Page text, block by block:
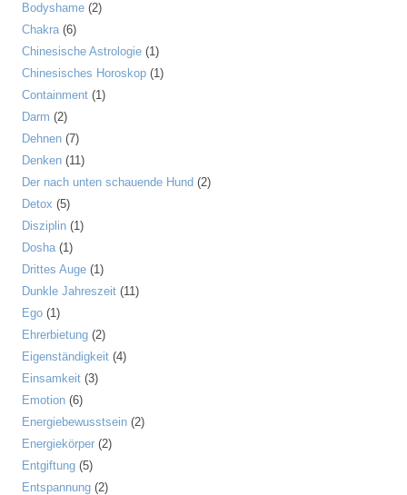
Bodyshame (2)
Chakra(6)
Chinesische Astrologie (1)
Chinesisches Horoskop (1)
Containment (1)
Darm (2)
Dehnen (7)
Denken (11)
Der nach unten schauende Hund (2)
Detox (5)
Disziplin (1)
Dosha(1)
Drittes Auge (1)
Dunkle Jahreszeit (11)
Ego (1)
Ehrerbietung (2)
Eigenständigkeit (4)
Einsamkeit (3)
Emotion (6)
Energiebewusstsein (2)
Energiekörper (2)
Entgiftung (5)
Entspannung (2)